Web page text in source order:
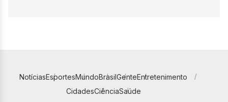
NotíciasEsportesMundoBrasilGenteEntretenimento
CidadesCiênciaSaúde